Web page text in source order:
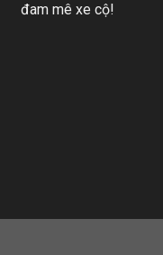
đam mê xe cộ!